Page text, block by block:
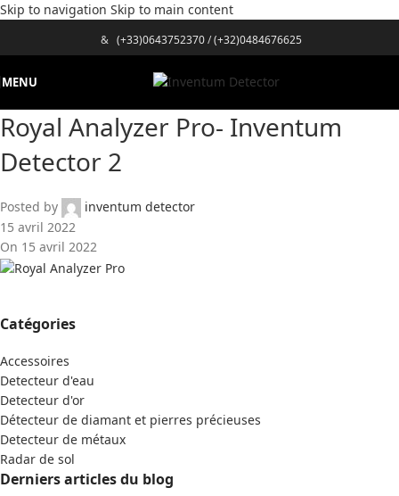
Skip to navigation Skip to main content
& (+33)0643752370/(+32)0484676625
MENU
Royal Analyzer Pro- Inventum
Detector 2
Posted by
inventum detector
15 avril 2022
On 15 avril 2022
Catégories
Accessoires
Detecteur d'eau
Detecteur d'or
Détecteur de diamant et pierres précieuses
Detecteur de métaux
Radar de sol
Derniers articles du blog